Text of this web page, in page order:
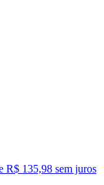
R$ 135,98 sem juros